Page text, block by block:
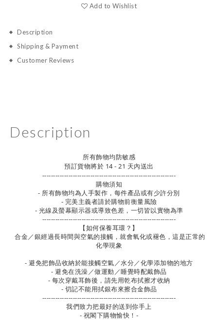
Add to Wishlist
Description
Shipping & Payment
Customer Reviews
Description
所有飾物均防敏感
預訂貨物將於 14 - 21 天內送出
-------------------------------------------------------------
購物須知
- 所有飾物均為人手製作，每件產品或有少許分別
- 完美主義者請於購物前衡量風險
- 光線及螢幕顯示器或導致色差，一切皆以實物為準
-------------------------------------------------------------
【如何保養耳環？】
合金／銀經過長時間與空氣的接觸，就會氧化或褪色，這是正常的
化學現象
- 避免把飾品收納於能接觸空氣／水分／化學添加物的地方
- 避免在洗澡／做運動／睡覺時配戴飾品
- 每次穿戴耳飾後，請先用乾布拭擦才收納
- 切記不能用拭銀布來擦合金飾品
-------------------------------------------------------------
我們致力把最好的送到你手上
- 祝閣下購物愉快！-